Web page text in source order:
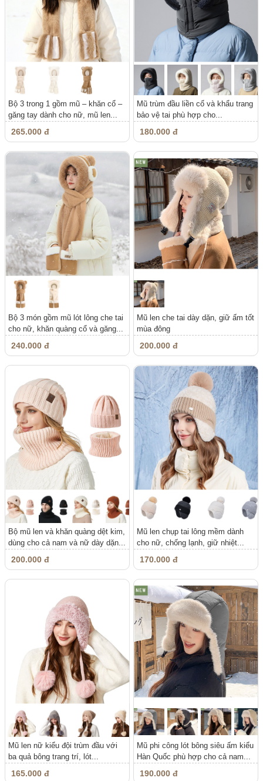
Bộ 3 trong 1 gồm mũ – khăn cổ –
găng tay dành cho nữ, mũ len...
265.000 đ
Mũ trùm đầu liền cổ và khẩu trang
bảo vệ tai phù hợp cho...
180.000 đ
Bộ 3 món gồm mũ lót lông che tai
cho nữ, khăn quàng cổ và găng...
240.000 đ
Mũ len che tai dày dặn, giữ ấm tốt
mùa đông
200.000 đ
Bộ mũ len và khăn quàng dệt kim,
dùng cho cả nam và nữ dày dặn...
200.000 đ
Mũ len chụp tai lông mềm dành
cho nữ, chống lạnh, giữ nhiệt...
170.000 đ
Mũ len nữ kiểu đội trùm đầu với
ba quả bông trang trí, lót...
165.000 đ
Mũ phi công lót bông siêu ấm kiểu
Hàn Quốc phù hợp cho cả nam...
190.000 đ